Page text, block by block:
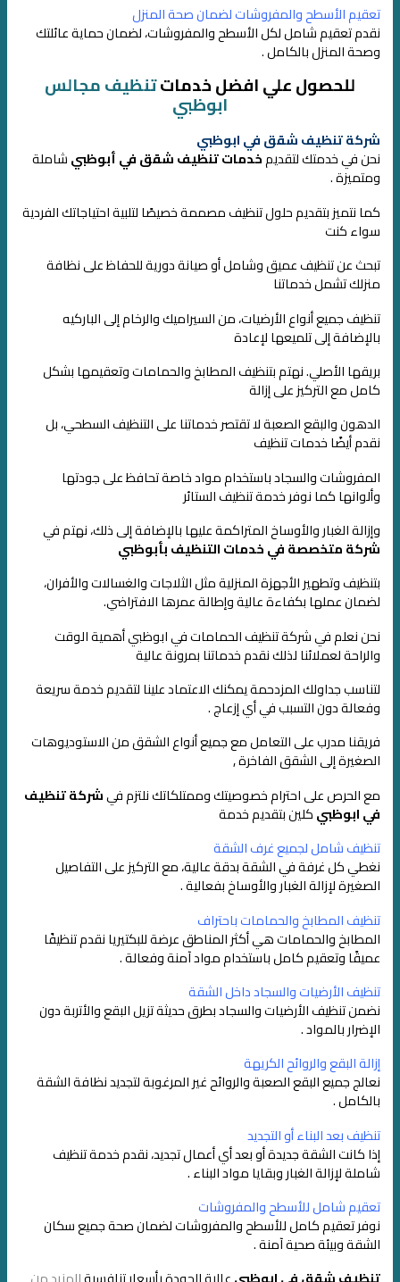
تعقيم الأسطح والمفروشات لضمان صحة المنزل
نقدم تعقيم شامل لكل الأسطح والمفروشات، لضمان حماية عائلتك
وصحة المنزل بالكامل .
للحصول علي افضل خدماتتنظيف مجالس
ابوظبي
شركة تنظيف شقق في ابوظبي
نحن في خدمتك لتقديمخدمات تنظيف شقق في أبوظبيشاملة
ومتميزة .
كما نتميز بتقديم حلول تنظيف مصممة خصيصًا لتلبية احتياجاتك الفردية
سواء كنت
تبحث عن تنظيف عميق وشامل أو صيانة دورية للحفاظ على نظافة
منزلكتشمل خدماتنا
تنظيف جميع أنواع الأرضيات، من السيراميك والرخام إلى الباركيه
بالإضافة إلى تلميعها لإعادة
بريقها الأصلي. نهتم بتنظيف المطابخ والحماماتوتعقيمها بشكل
كاملمع التركيز على إزالة
الدهون والبقع الصعبةلا تقتصر خدماتنا على التنظيف السطحي، بل
نقدم أيضًاخدمات تنظيف
المفروشات والسجادباستخدام مواد خاصة تحافظ على جودتها
وألوانها كما نوفر خدمةتنظيف الستائر
وإزالة الغبار والأوساخ المتراكمة عليهابالإضافة إلى ذلك، نهتم في
شركة متخصصة في خدمات التنظيف بأبوظبي
بتنظيف وتطهير الأجهزة المنزليةمثل الثلاجات والغسالات والأفران،
لضمان عملها بكفاءة عالية وإطالة عمرها الافتراضي.
نحن نعلم في شركة تنظيف الحمامات​ في ابوظبي أهمية الوقت
والراحة لعملائنالذلك نقدم خدماتنا بمرونة عالية
لتناسب جداولك المزدحمةيمكنك الاعتماد علينا لتقديم خدمة سريعة
وفعالة دون التسبب في أي إزعاج .
فريقنا مدرب على التعامل مع جميع أنواع الشقق من الاستوديوهات
الصغيرة إلى الشقق الفاخرة ,
مع الحرص على احترام خصوصيتك وممتلكاتكنلتزم فيشركة تنظيف
في ابوظبيكلين بتقديم خدمة
تنظيف شامل لجميع غرف الشقة
نغطي كل غرفة في الشقة بدقة عالية، مع التركيز على التفاصيل
الصغيرة لإزالة الغبار والأوساخ بفعالية .
تنظيف المطابخ والحمامات باحتراف
المطابخ والحمامات هي أكثر المناطق عرضة للبكتيريا نقدم تنظيفًا
عميقًا وتعقيم كامل باستخدام مواد آمنة وفعالة .
تنظيف الأرضيات والسجاد داخل الشقة
نضمن تنظيف الأرضيات والسجاد بطرق حديثة تزيل البقع والأتربة دون
الإضرار بالمواد .
إزالة البقع والروائح الكريهة
نعالج جميع البقع الصعبة والروائح غير المرغوبة لتجديد نظافة الشقة
بالكامل .
تنظيف بعد البناء أو التجديد
إذا كانت الشقة جديدة أو بعد أي أعمال تجديد، نقدم خدمة تنظيف
شاملة لإزالة الغبار وبقايا مواد البناء .
تعقيم شامل للأسطح والمفروشات
نوفر تعقيم كامل للأسطح والمفروشات لضمان صحة جميع سكان
الشقة وبيئة صحية آمنة .